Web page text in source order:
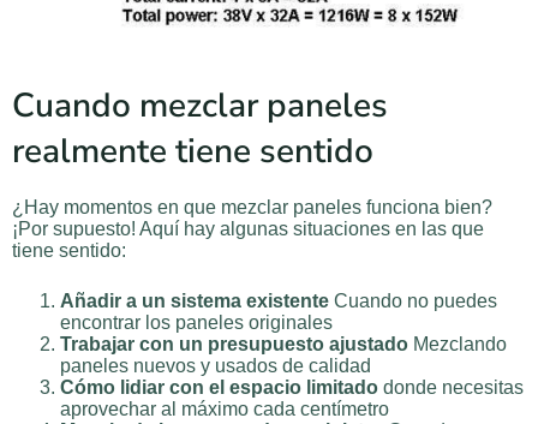
Cuando mezclar paneles
realmente tiene sentido
¿Hay momentos en que mezclar paneles funciona bien?
¡Por supuesto! Aquí hay algunas situaciones en las que
tiene sentido:
Añadir a un sistema existente Cuando no puedes
encontrar los paneles originales
Trabajar con un presupuesto ajustado Mezclando
paneles nuevos y usados de calidad
Cómo lidiar con el espacio limitado donde necesitas
aprovechar al máximo cada centímetro